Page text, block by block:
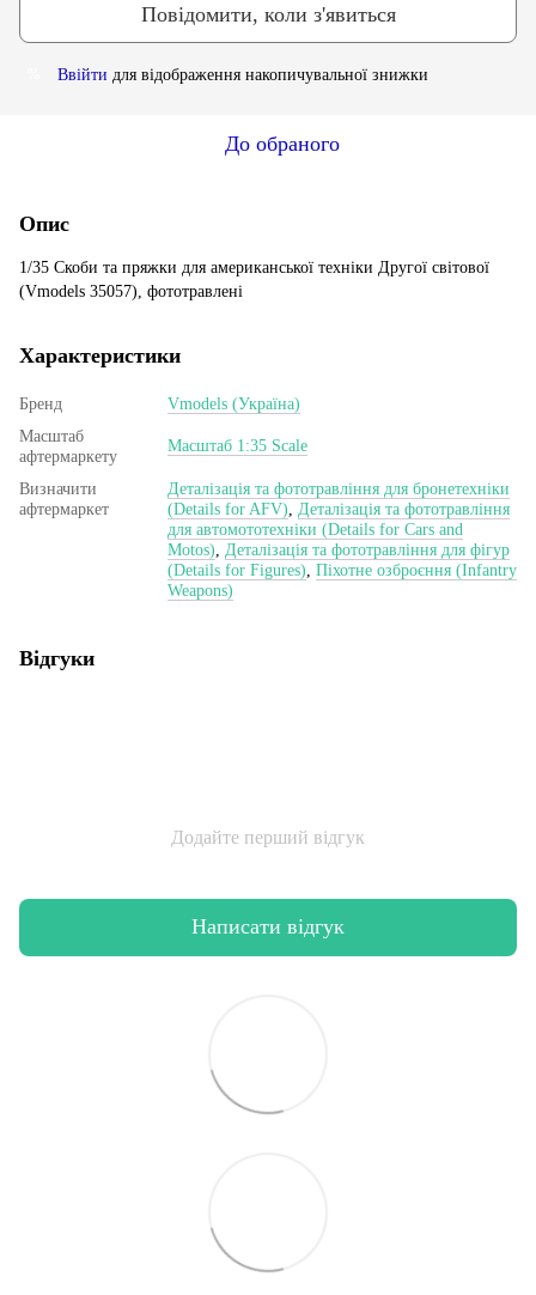
Повідомити, коли з'явиться
Ввійти для відображення накопичувальної знижки
До обраного
Опис
1/35 Скоби та пряжки для американської техніки Другої світової
(Vmodels 35057), фототравлені
Характеристики
Бренд
Vmodels (Україна)
Масштаб
афтермаркету
Масштаб 1:35 Scale
Визначити
афтермаркет
Деталізація та фототравління для бронетехніки
(Details for AFV)
Деталізація та фототравління
для автомототехніки (Details for Cars and
Motos)
Деталізація та фототравління для фігур
(Details for Figures) Піхотне озброєння (Infantry
Weapons)
Відгуки
Додайте перший відгук
Написати відгук